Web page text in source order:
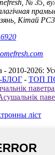
№ 35,
Кітай
- 2010-2026:
- ТОП
паветра
ліст